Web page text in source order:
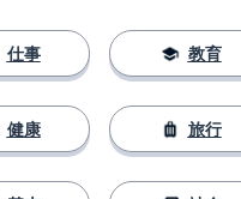
仕事
健康
教育
旅行